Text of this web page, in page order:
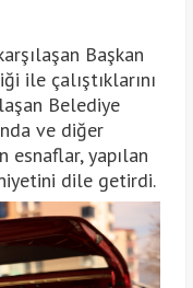
Başkan
ile çalıştıklarını
Belediye
ve diğer
yapılan
dile getirdi.